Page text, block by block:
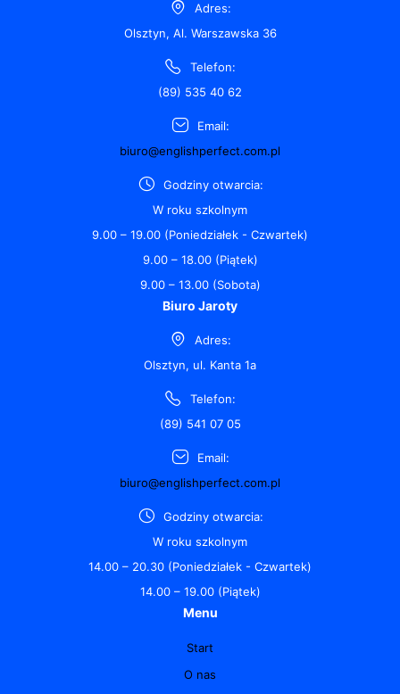
Adres:
Olsztyn, Al. Warszawska 36
Telefon:
(89) 535 40 62
Email:
biuro@englishperfect.com.pl
Godziny otwarcia:
W roku szkolnym
9.00 – 19.00 (Poniedziałek - Czwartek)
9.00 – 18.00 (Piątek)
9.00 – 13.00 (Sobota)
Biuro Jaroty
Adres:
Olsztyn, ul. Kanta 1a
Telefon:
(89) 541 07 05
Email:
biuro@englishperfect.com.pl
Godziny otwarcia:
W roku szkolnym
14.00 – 20.30 (Poniedziałek - Czwartek)
14.00 – 19.00 (Piątek)
Menu
Start
O nas